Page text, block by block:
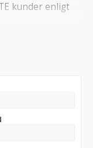
kunder enligt
modern och
komfort. Med
får du en pigg